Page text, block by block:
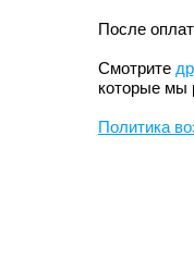
После
Смотрите
которые мы
Политика